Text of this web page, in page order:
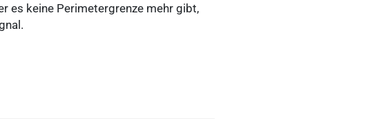
es keine Perimetergrenze mehr gibt,